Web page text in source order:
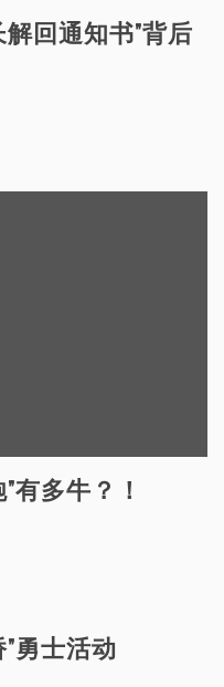
回通知书”背后
有多牛？！
勇士活动